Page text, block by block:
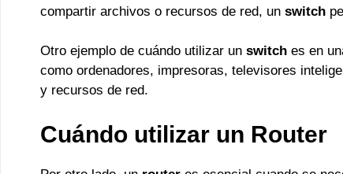
compartir archivos o recursos de red, un switch
Otro ejemplo de cuándo utilizar un switch es en
como ordenadores, impresoras, televisores
y recursos de red.
Cuándo utilizar un Router